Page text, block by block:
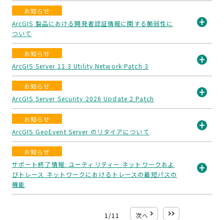
お知らせ
ArcGIS 製品における開発者認証情報に関する脆弱性に
ついて
お知らせ
ArcGIS Server 11.3 Utility Network Patch 3
く
お知らせ
ArcGIS Server Security 2026 Update 2 Patch
く
お知らせ
ArcGIS GeoEvent Server のリタイアについて
お知らせ
サポート終了情報: ユーティリティー ネットワークおよ
びトレース ネットワークにおけるトレースの最短パスの
機能
く
1 /11 次へ 最後